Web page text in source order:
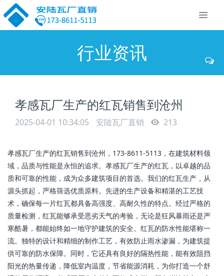
行业资讯
孝感瓦厂生产的红瓦销售到沧州
2025-04-01 10:34:05 安陆瓦厂直销 213
孝感瓦厂生产的红瓦销售到沧州，173-8611-5113，在建筑材料领
域，品质与性能是永恒的追求。孝感瓦厂生产的红瓦，以卓越的品
质和可靠的性能，成为众多建筑项目的首选。我们的红瓦生产，从
源头抓起，严格筛选优质原料。先进的生产设备和精湛的工艺技
术，确保每一片红瓦都具备高强度、高耐久性的特点。经过严格的
质量检测，红瓦能够承受恶劣天气的考验，无论是狂风暴雨还是严
寒酷暑，都能始终如一地守护建筑的安全。红瓦的防水性能堪称一
流。独特的设计和精细的制作工艺，有效防止雨水渗漏，为建筑提
供可靠的防水保障。同时，它还具有良好的隔热性能，能有效阻挡
阳光的热量传递，降低室内温度，节省能源消耗，为你打造一个舒